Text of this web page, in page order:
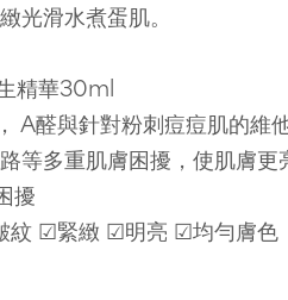
光滑水煮蛋肌。
精華30ml
A醛與針對粉刺痘痘肌的維
等多重肌膚困擾，使肌膚更
擾
☑緊緻 ☑明亮 ☑均勻膚色